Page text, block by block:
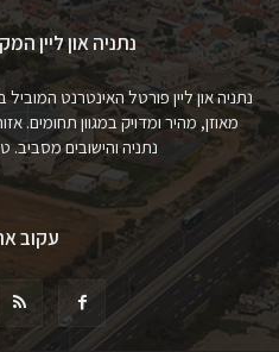
נתניה און ליין
נתניה און ליין פורטל האינטרנט
מאוזן, מהיר ומדויק במגוון תחומים.
נתניה והישובים מסביב. טלפון: 050-
עקוב